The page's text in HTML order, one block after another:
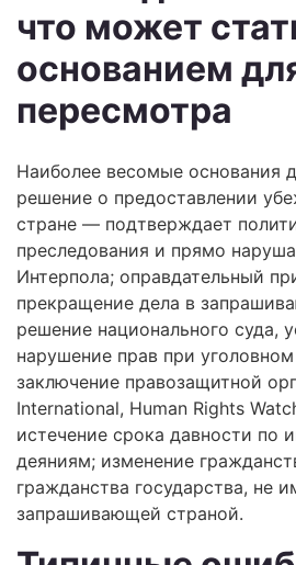
что может
основанием
пересмотра
Наиболее весомые основания
решение о предоставлении
стране — подтверждает
преследования и прямо
Интерпола; оправдательный
прекращение дела в
решение национального суда,
нарушение прав при
заключение правозащитной
International, Human Rights
истечение срока давности по
деяниям; изменение
гражданства государства, не
запрашивающей страной.